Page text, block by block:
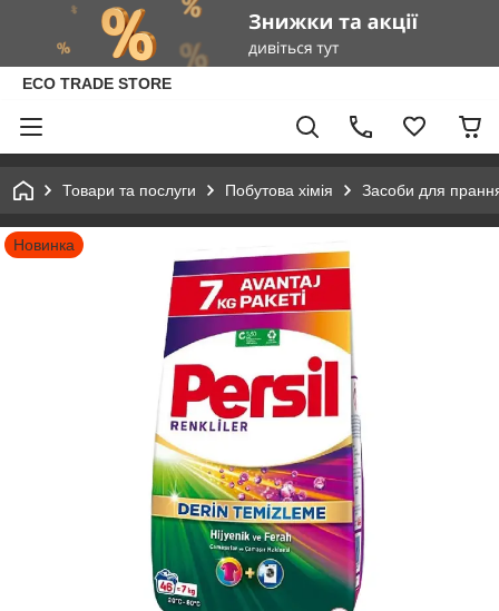
ECO TRADE STORE
Товари та послуги Побутова хімія Засоби для
Новинка